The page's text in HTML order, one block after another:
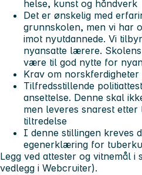
helse, kunst og håndverk
Det er ønskelig med
grunnskolen, men vi har
imot nyutdannede. Vi
nyansatte lærere.
være til god nytte for
Krav om norskferdigheter
Tilfredsstillende
ansettelse. Denne skal
men leveres snarest
tiltredelse
I denne stillingen kreves
egenerklæring for
Legg ved attester og vitnemål i
vedlegg i Webcruiter).